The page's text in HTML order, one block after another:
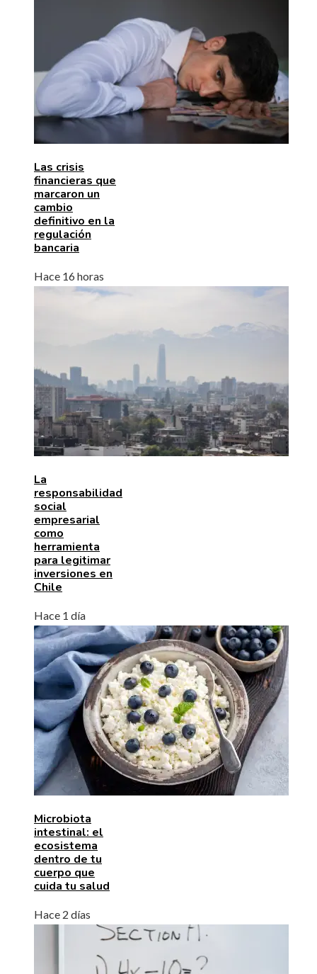
Las crisis
financieras que
marcaron un
cambio
definitivo en la
regulación
bancaria
Hace 16 horas
La
responsabilidad
social
empresarial
como
herramienta
para legitimar
inversiones en
Chile
Hace 1 día
Microbiota
intestinal: el
ecosistema
dentro de tu
cuerpo que
cuida tu salud
Hace 2 días